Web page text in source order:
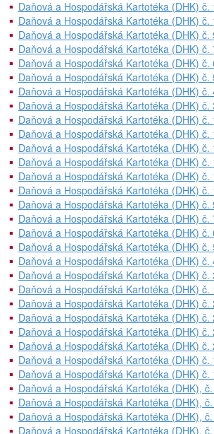
Daňová a Hospodářská Kartotéka (DHK) č.
Daňová a Hospodářská Kartotéka (DHK) č.
Daňová a Hospodářská Kartotéka (DHK) č.
Daňová a Hospodářská Kartotéka (DHK) č.
Daňová a Hospodářská Kartotéka (DHK) č.
Daňová a Hospodářská Kartotéka (DHK) č.
Daňová a Hospodářská Kartotéka (DHK) č.
Daňová a Hospodářská Kartotéka (DHK) č.
Daňová a Hospodářská Kartotéka (DHK) č.
Daňová a Hospodářská Kartotéka (DHK) č.
Daňová a Hospodářská Kartotéka (DHK) č.
Daňová a Hospodářská Kartotéka (DHK) č.
Daňová a Hospodářská Kartotéka (DHK) č.
Daňová a Hospodářská Kartotéka (DHK) č.
Daňová a Hospodářská Kartotéka (DHK) č.
Daňová a Hospodářská Kartotéka (DHK) č.
Daňová a Hospodářská Kartotéka (DHK) č.
Daňová a Hospodářská Kartotéka (DHK) č.
Daňová a Hospodářská Kartotéka (DHK) č.
Daňová a Hospodářská Kartotéka (DHK) č.
Daňová a Hospodářská Kartotéka (DHK) č.
Daňová a Hospodářská Kartotéka (DHK) č.
Daňová a Hospodářská Kartotéka (DHK) č.
Daňová a Hospodářská Kartotéka (DHK) č.
Daňová a Hospodářská Kartotéka (DHK) č.
Daňová a Hospodářská Kartotéka (DHK) č.
Daňová a Hospodářská Kartotéka (DHK) č.
Daňová a Hospodářská Kartotéka (DHK),
Daňová a Hospodářská Kartotéka (DHK),
Daňová a Hospodářská Kartotéka (DHK),
Daňová a Hospodářská Kartotéka (DHK),